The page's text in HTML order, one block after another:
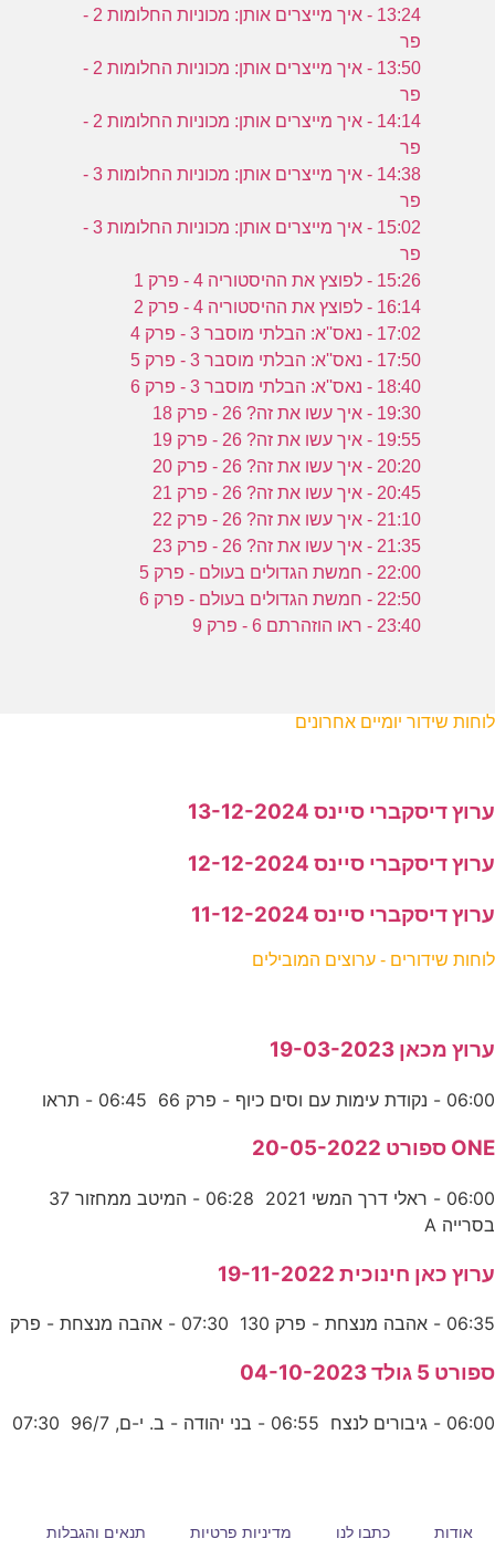
13:24 - איך מייצרים אותן: מכוניות החלומות 2 -
פר
13:50 - איך מייצרים אותן: מכוניות החלומות 2 -
פר
14:14 - איך מייצרים אותן: מכוניות החלומות 2 -
פר
14:38 - איך מייצרים אותן: מכוניות החלומות 3 -
פר
15:02 - איך מייצרים אותן: מכוניות החלומות 3 -
פר
15:26 - לפוצץ את ההיסטוריה 4 - פרק 1
16:14 - לפוצץ את ההיסטוריה 4 - פרק 2
17:02 - נאס''א: הבלתי מוסבר 3 - פרק 4
17:50 - נאס''א: הבלתי מוסבר 3 - פרק 5
18:40 - נאס''א: הבלתי מוסבר 3 - פרק 6
19:30 - איך עשו את זה? 26 - פרק 18
19:55 - איך עשו את זה? 26 - פרק 19
20:20 - איך עשו את זה? 26 - פרק 20
20:45 - איך עשו את זה? 26 - פרק 21
21:10 - איך עשו את זה? 26 - פרק 22
21:35 - איך עשו את זה? 26 - פרק 23
22:00 - חמשת הגדולים בעולם - פרק 5
22:50 - חמשת הגדולים בעולם - פרק 6
23:40 - ראו הוזהרתם 6 - פרק 9
לוחות שידור יומיים אחרונים
ערוץ דיסקברי סיינס 13-12-2024
ערוץ דיסקברי סיינס 12-12-2024
ערוץ דיסקברי סיינס 11-12-2024
לוחות שידורים - ערוצים המובילים
ערוץ מכאן 19-03-2023
06:00 - נקודת עימות עם וסים כיוף - פרק 66 06:45 - תראו
ONE ספורט 20-05-2022
06:00 - ראלי דרך המשי 2021 06:28 - המיטב ממחזור 37
בסרייה A
ערוץ כאן חינוכית 19-11-2022
06:35 - אהבה מנצחת - פרק 130 07:30 - אהבה מנצחת - פרק
ספורט 5 גולד 04-10-2023
06:00 - גיבורים לנצח 06:55 - בני יהודה - ב. י-ם, 96/7 07:30
אודות כתבו לנו מדיניות פרטיות תנאים והגבלות